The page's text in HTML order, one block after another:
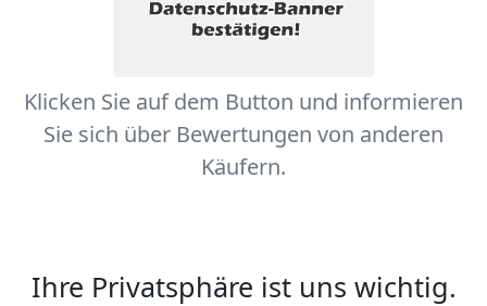
Klicken Sie auf dem Button und informieren
Sie sich über Bewertungen von anderen
Käufern.
Ihre Privatsphäre ist uns wichtig.